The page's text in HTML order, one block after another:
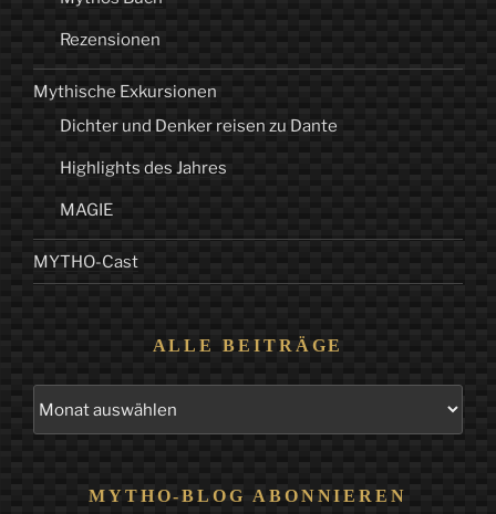
Rezensionen
Mythische Exkursionen
Dichter und Denker reisen zu Dante
Highlights des Jahres
MAGIE
MYTHO-Cast
ALLE BEITRÄGE
MYTHO-BLOG ABONNIEREN